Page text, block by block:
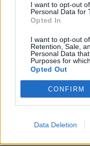
I want to opt-out
Personal Data for
Opted In
I want to opt-out
Retention, Sale,
Personal Data
Purposes for
Opted Out
CONFIRM
Data Deletion
27 Φεβρουαρίου 2026
Γεωργιάδης:
τη συνεργασία
ιδιωτικού τομέα
27 Φεβρουαρίου 2026